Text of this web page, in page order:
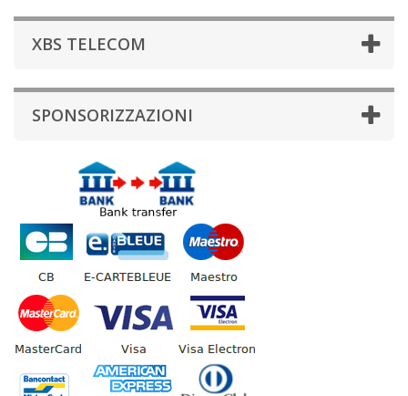
XBS TELECOM
SPONSORIZZAZIONI